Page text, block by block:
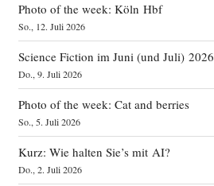
Photo of the week: Köln Hbf
So., 12. Juli 2026
Science Fiction im Juni (und Juli) 2026
Do., 9. Juli 2026
Photo of the week: Cat and berries
So., 5. Juli 2026
Kurz: Wie halten Sie’s mit AI?
Do., 2. Juli 2026